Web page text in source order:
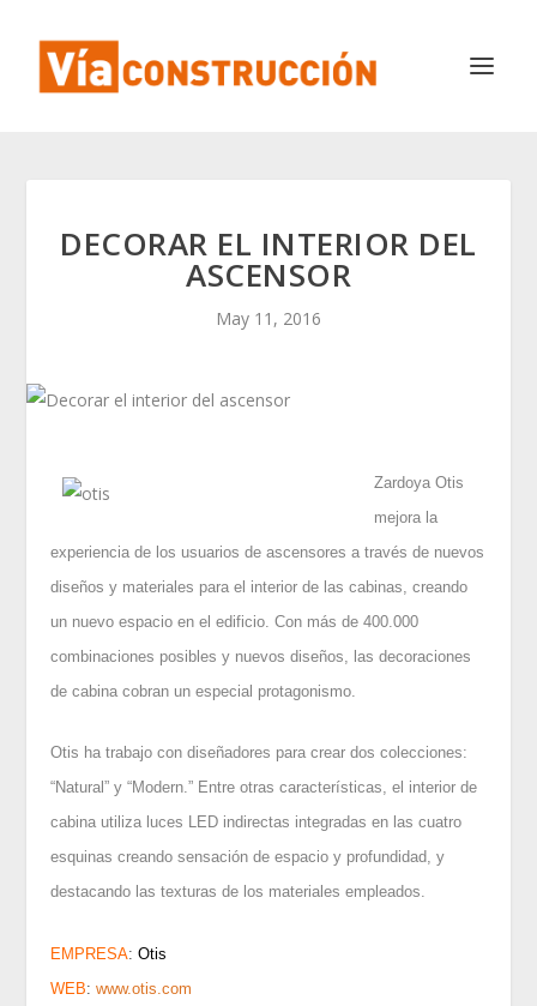
DECORAR EL INTERIOR DEL
ASCENSOR
May 11, 2016
Zardoya Otis
mejora la
experiencia de los usuarios de ascensores a través de nuevos
diseños y materiales para el interior de las cabinas, creando
un nuevo espacio en el edificio. Con más de 400.000
combinaciones posibles y nuevos diseños, las decoraciones
de cabina cobran un especial protagonismo.
Otis ha trabajo con diseñadores para crear dos colecciones:
“Natural” y “Modern.” Entre otras características, el interior de
cabina utiliza luces LED indirectas integradas en las cuatro
esquinas creando sensación de espacio y profundidad, y
destacando las texturas de los materiales empleados.
EMPRESA: Otis
WEB:www.otis.com